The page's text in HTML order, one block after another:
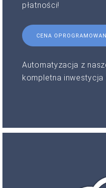
płatności!
CENA
Automatyzacja z
kompletna inwestycja